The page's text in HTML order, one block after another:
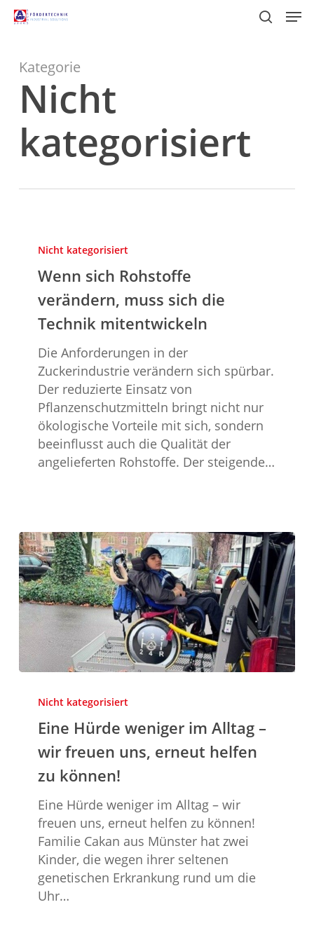
Skip
contentKategorie
Nicht
kategorisiert
sich
verändern,
muss
sich
Technik
mitentwickeln
Nicht kategorisiert
Wenn sich Rohstoffe
verändern, muss sich die
Technik mitentwickeln
Die Anforderungen in der
Zuckerindustrie verändern sich spürbar.
Der reduzierte Einsatz von
Pflanzenschutzmitteln bringt nicht nur
ökologische Vorteile mit sich, sondern
beeinflusst auch die Qualität der
angelieferten Rohstoffe. Der steigende…
Hürde
Alltag
freuen
uns,
erneut
helfen
können!
Nicht kategorisiert
Eine Hürde weniger im Alltag –
wir freuen uns, erneut helfen
zu können!
Eine Hürde weniger im Alltag – wir
freuen uns, erneut helfen zu können!
Familie Cakan aus Münster hat zwei
Kinder, die wegen ihrer seltenen
genetischen Erkrankung rund um die
Uhr…